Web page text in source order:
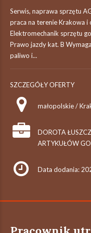
Serwis, naprawa sprzętu
praca na terenie Krakowa i
Elektromechanik sprzętu
Prawo jazdy kat. B
paliwo i...
SZCZEGÓŁY OFERTY
małopolskie /
DOROTA
ARTYKUŁÓW
Data dodania: